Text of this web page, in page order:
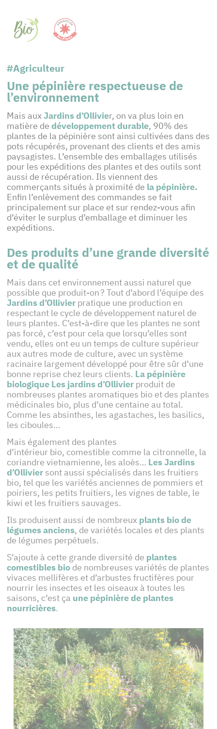
#Agriculteur
Une pépinière respectueuse de
l’environnement
Mais auxJardins d’Ollivier, on va plus loin en
matière de développement durable, 90% des
plantes de la pépinière sont ainsi cultivées dans des
pots récupérés, provenant des clients et des amis
paysagistes. L’ensemble des emballages utilisés
pour les expéditions des plantes et des outils sont
aussi de récupération. Ils viennent des
commerçants situés à proximité de la pépinière.
Enfin l’enlèvement des commandes se fait
principalement sur place et sur rendez-vous afin
d’éviter le surplus d’emballage et diminuer les
expéditions.
Des produits d’une grande diversité
et de qualité
Mais dans cet environnement aussi naturel que
possible que produit-on ? Tout d’abord l’équipe des
Jardins d’Ollivier pratique une production en
respectant le cycle de développement naturel de
leurs plantes. C’est-à-dire que les plantes ne sont
pas forcé, c’est pour cela que lorsqu’elles sont
vendu, elles ont eu un temps de culture supérieur
aux autres mode de culture, avec un système
racinaire largement développé pour être sûr d’une
bonne reprise chez leurs clients. La pépinière
biologique Les jardins d’Ollivier produit de
nombreuses plantes aromatiques bio et des plantes
médicinales bio, plus d’une centaine au total.
Comme les absinthes, les agastaches, les basilics,
les ciboules…
Mais également des plantes
d’intérieur bio, comestible comme la citronnelle, la
coriandre vietnamienne, les aloès… Les Jardins
d’Ollivier sont aussi spécialisés dans les fruitiers
bio, tel que les variétés anciennes de pommiers et
poiriers, les petits fruitiers, les vignes de table, le
kiwi et les fruitiers sauvages.
Ils produisent aussi de nombreux plants bio de
légumes anciens, de variétés locales et des plants
de légumes perpétuels.
S’ajoute à cette grande diversité de plantes
comestibles bio de nombreuses variétés de plantes
vivaces mellifères et d’arbustes fructifères pour
nourrir les insectes et les oiseaux à toutes les
saisons, c’est ça une pépinière de plantes
nourricières.